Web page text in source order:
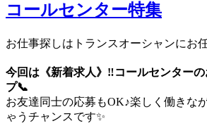
コールセンター特集
お仕事探しはトランスオーシャンにお
今回は《新着求人》‼コールセンター
プ📞
お友達同士の応募もOK♪楽しく働きな
ゃうチャンスです✨